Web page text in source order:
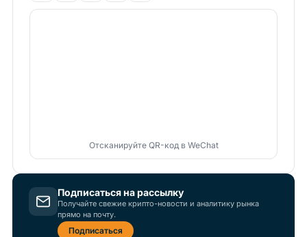
Отсканируйте QR-код в WeChat
Подписаться на рассылку
Получайте свежие крипто-новости и аналитику рынка
прямо на почту.
Подписаться